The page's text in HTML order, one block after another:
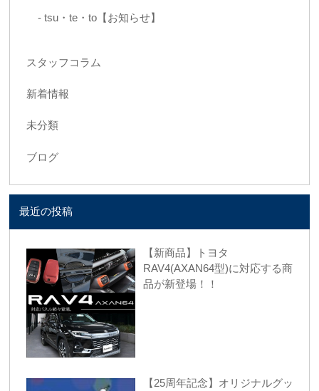
tsu・te・to【お知らせ】
スタッフコラム
新着情報
未分類
ブログ
最近の投稿
【新商品】トヨタ
RAV4(AXAN64型)に対応する商
品が新登場！！
【25周年記念】オリジナルグッ